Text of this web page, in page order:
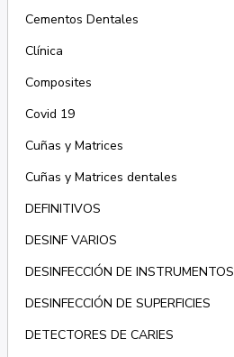
Cementos Dentales
Clínica
Composites
Covid 19
Cuñas y Matrices
Cuñas y Matrices dentales
DEFINITIVOS
DESINF VARIOS
DESINFECCIÓN DE INSTRUMENTOS
DESINFECCIÓN DE SUPERFICIES
DETECTORES DE CARIES